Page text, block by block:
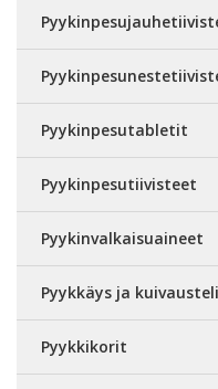
Pyykinpesutabletit
Pyykinpesutiivisteet
Pyykinvalkaisuaineet
Pyykkäys ja
Pyykkikorit